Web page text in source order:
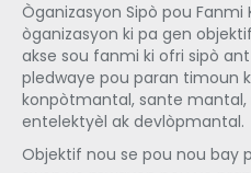
Òganizasyon Sipò pou Fanmi
òganizasyon ki pa gen
akse sou fanmi ki ofri sipò
pledwaye pou paran timoun
konpòtmantal, sante mantal,
entelektyèl ak devlòpmantal.
Objektif nou se pou nou bay